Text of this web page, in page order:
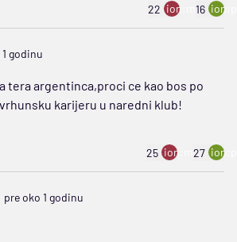
22 ion:minus
16
godinu
tera argentinca,proci ce kao bos po
karijeru u naredni klub!
25 ion:minus
27
pre oko 1 godinu